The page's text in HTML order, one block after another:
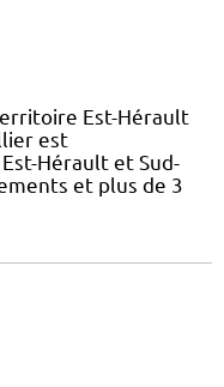
Est-Hérault
est
Hérault et Sud-
et plus de 3